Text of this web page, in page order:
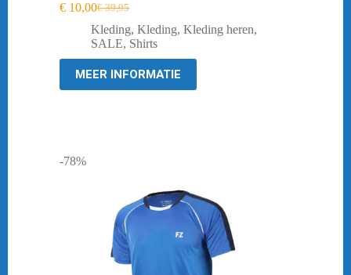
€39,95
Oorspronkelijke
prijs
was:
€ 39,95.
€ 10,00Huidige
prijs
is:
€ 10,00.
Kleding, Kleding, Kleding heren,
SALE, Shirts
MEER INFORMATIE
-78%